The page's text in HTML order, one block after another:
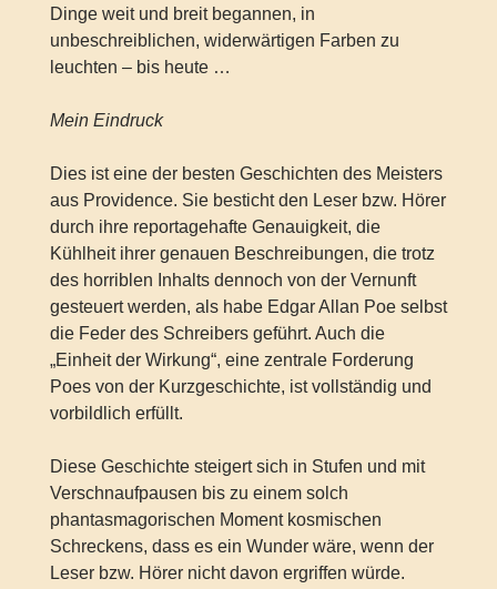
Dinge weit und breit begannen, in
unbeschreiblichen, widerwärtigen Farben zu
leuchten – bis heute …
Mein Eindruck
Dies ist eine der besten Geschichten des Meisters
aus Providence. Sie besticht den Leser bzw. Hörer
durch ihre reportagehafte Genauigkeit, die
Kühlheit ihrer genauen Beschreibungen, die trotz
des horriblen Inhalts dennoch von der Vernunft
gesteuert werden, als habe Edgar Allan Poe selbst
die Feder des Schreibers geführt. Auch die
„Einheit der Wirkung“, eine zentrale Forderung
Poes von der Kurzgeschichte, ist vollständig und
vorbildlich erfüllt.
Diese Geschichte steigert sich in Stufen und mit
Verschnaufpausen bis zu einem solch
phantasmagorischen Moment kosmischen
Schreckens, dass es ein Wunder wäre, wenn der
Leser bzw. Hörer nicht davon ergriffen würde.